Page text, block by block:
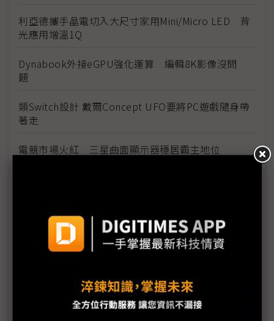
利亞德攜手晶電切入大尺寸家用Mini/Micro LED 背
光應用增溫1Q
Dynabook外接eGPU強化運算 編輯8K影像沒問
題
類Switch設計 戴爾Concept UFO要將PC遊戲隨身帶
著走
電競市場火紅 三星曲面顯示器穩居霸主地位
CES20直擊：BrainCo發表腦波偵測新品
CES20直擊：電視業者聚焦窗玻璃顯示器
CES直擊：奇屏科技展示裸眼85吋3D電視